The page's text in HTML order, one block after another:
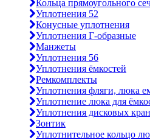
Кольца прямоугольного
Уплотнения 52
Конусные уплотнения
Уплотнения Г-образные
Манжеты
Уплотнения 56
Уплотнения ёмкостей
Ремкомплекты
Уплотнения фляги, люка
Уплотнение люка для
Уплотнения дисковых
Зонтик
Уплотнительное кольцо